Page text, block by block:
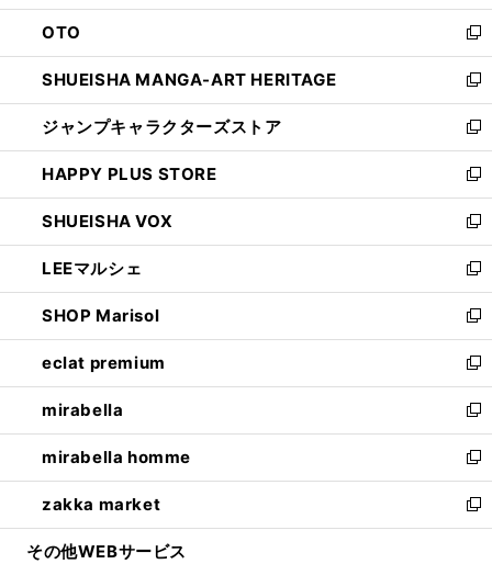
ウ
で
開
く
ン
ド
ウ
で
開
く
OTO
新
し
い
ウ
ィ
ン
ド
ウ
で
開
く
SHUEISHA MANGA-ART HERITAGE
新
し
い
ウ
ィ
ン
ド
ウ
で
開
く
ジャンプキャラクターズストア
新
し
い
ウ
ィ
ン
ド
ウ
で
開
く
HAPPY PLUS STORE
新
し
い
ウ
ィ
ン
ド
ウ
で
開
く
SHUEISHA VOX
新
し
い
ウ
ィ
ン
ド
ウ
で
開
く
LEEマルシェ
新
し
い
ウ
ィ
ン
ド
ウ
で
開
く
SHOP Marisol
新
し
い
ウ
ィ
ン
ド
ウ
で
開
eclat premium
新
し
い
ウ
ィ
ン
ド
ウ
mirabella
新
し
い
ウ
ィ
ン
mirabella homme
新
し
い
ウ
zakka market
新
し
その他WEBサービス